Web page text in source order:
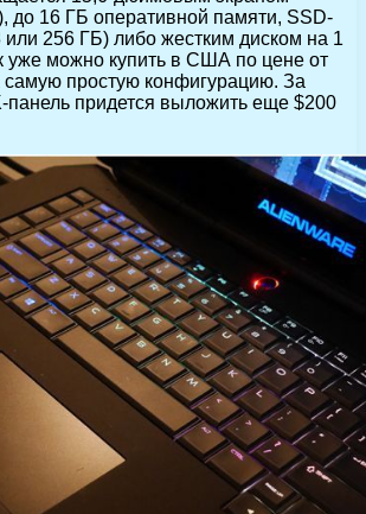
до 16 ГБ оперативной памяти, SSD-
или 256 ГБ) либо жестким диском на 1
уже можно купить в США по цене от
самую простую конфигурацию. За
панель придется выложить еще $200